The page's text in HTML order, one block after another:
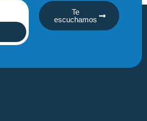
Te
escuchamos